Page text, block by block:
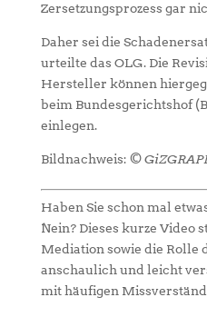
Zersetzungsprozess gar
Daher sei die
urteilte das OLG. Die
Hersteller können
beim Bundesgerichtshof
einlegen.
Bildnachweis: ©
Haben Sie schon mal
Nein? Dieses kurze Video
Mediation sowie die Rolle
anschaulich und leicht
mit häufigen